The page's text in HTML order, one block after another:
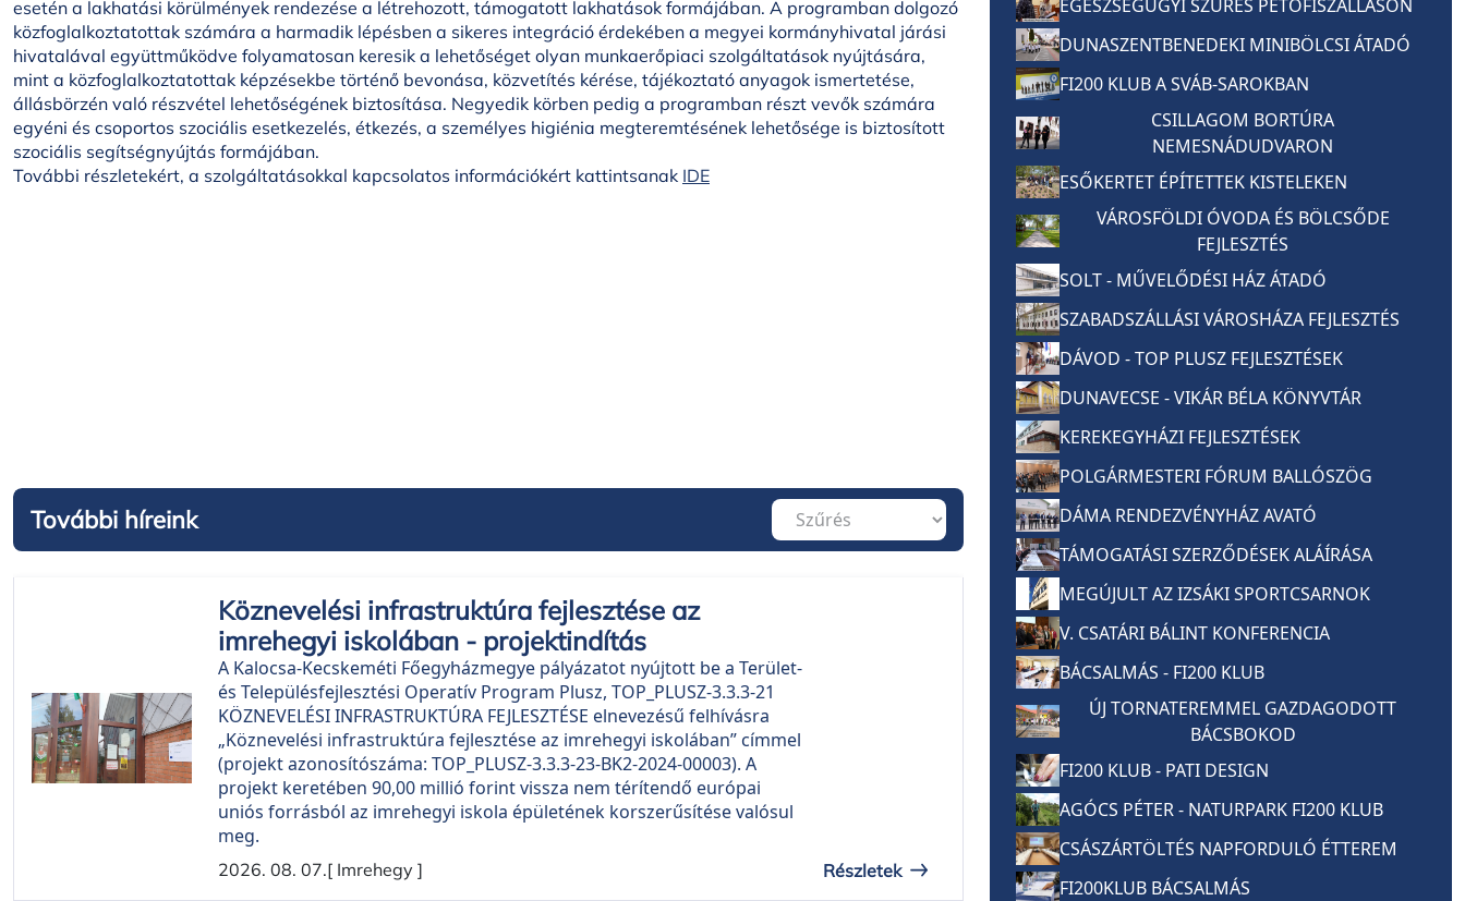
esetén a lakhatási körülmények rendezése a létrehozott, támogatott lakhatások formájában. A programban dolgozó
közfoglalkoztatottak számára a harmadik lépésben a sikeres integráció érdekében a megyei kormányhivatal járási
hivatalával együttműködve folyamatosan keresik a lehetőséget olyan munkaerőpiaci szolgáltatások nyújtására,
mint a közfoglalkoztatottak képzésekbe történő bevonása, közvetítés kérése, tájékoztató anyagok ismertetése,
állásbörzén való részvétel lehetőségének biztosítása. Negyedik körben pedig a programban részt vevők számára
egyéni és csoportos szociális esetkezelés, étkezés, a személyes higiénia megteremtésének lehetősége is biztosított
szociális segítségnyújtás formájában.
További részletekért, a szolgáltatásokkal kapcsolatos információkért kattintsanak IDE
További híreink
Köznevelési infrastruktúra fejlesztése az
imrehegyi iskolában - projektindítás
A Kalocsa-Kecskeméti Főegyházmegye pályázatot nyújtott be a Terület-
és Településfejlesztési Operatív Program Plusz, TOP_PLUSZ-3.3.3-21
KÖZNEVELÉSI INFRASTRUKTÚRA FEJLESZTÉSE elnevezésű felhívásra
„Köznevelési infrastruktúra fejlesztése az imrehegyi iskolában” címmel
(projekt azonosítószáma: TOP_PLUSZ-3.3.3-23-BK2-2024-00003). A
projekt keretében 90,00 millió forint vissza nem térítendő európai
uniós forrásból az imrehegyi iskola épületének korszerűsítése valósul
meg.
2026. 08. 07.[ Imrehegy ] Részletek
EGÉSZSÉGÜGYI SZŰRES PETŐFISZÁLLÁSON
DUNASZENTBENEDEKI MINIBÖLCSI ÁTADÓ
FI200 KLUB A SVÁB-SAROKBAN
CSILLAGOM BORTÚRA
NEMESNÁDUDVARON
ESŐKERTET ÉPÍTETTEK KISTELEKEN
VÁROSFÖLDI ÓVODA ÉS BÖLCSŐDE
FEJLESZTÉS
SOLT - MŰVELŐDÉSI HÁZ ÁTADÓ
SZABADSZÁLLÁSI VÁROSHÁZA FEJLESZTÉS
DÁVOD - TOP PLUSZ FEJLESZTÉSEK
DUNAVECSE - VIKÁR BÉLA KÖNYVTÁR
KEREKEGYHÁZI FEJLESZTÉSEK
POLGÁRMESTERI FÓRUM BALLÓSZÖG
DÁMA RENDEZVÉNYHÁZ AVATÓ
TÁMOGATÁSI SZERZŐDÉSEK ALÁÍRÁSA
MEGÚJULT AZ IZSÁKI SPORTCSARNOK
V. CSATÁRI BÁLINT KONFERENCIA
BÁCSALMÁS - FI200 KLUB
ÚJ TORNATEREMMEL GAZDAGODOTT
BÁCSBOKOD
FI200 KLUB - PATI DESIGN
AGÓCS PÉTER - NATURPARK FI200 KLUB
CSÁSZÁRTÖLTÉS NAPFORDULÓ ÉTTEREM
FI200KLUB BÁCSALMÁS